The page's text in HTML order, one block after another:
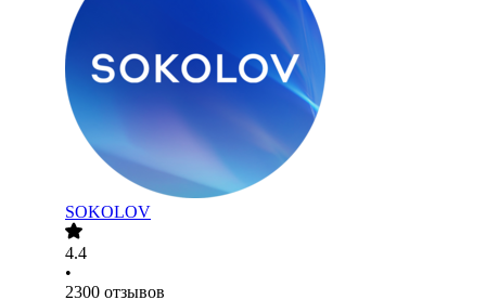
SOKOLOV
4.4
•
2300 отзывов